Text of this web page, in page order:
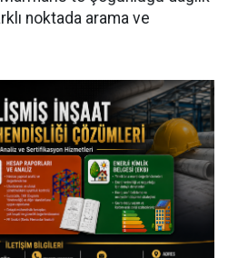
noktada arama ve